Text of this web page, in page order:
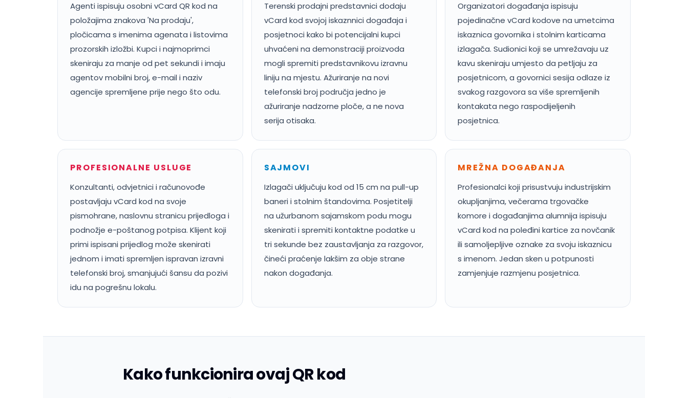
Agenti ispisuju osobni vCard QR kod na
položajima znakova 'Na prodaju',
pločicama s imenima agenata i listovima
prozorskih izložbi. Kupci i najmoprimci
skeniraju za manje od pet sekundi i imaju
agentov mobilni broj, e-mail i naziv
agencije spremljene prije nego što odu.
Terenski prodajni predstavnici dodaju
vCard kod svojoj iskaznnici događaja i
posjetnoci kako bi potencijalni kupci
uhvaćeni na demonstraciji proizvoda
mogli spremiti predstavnikovu izravnu
liniju na mjestu. Ažuriranje na novi
telefonski broj područja jedno je
ažuriranje nadzorne ploče, a ne nova
serija otisaka.
Organizatori događanja ispisuju
pojedinačne vCard kodove na umetcima
iskaznica govornika i stolnim karticama
izlagača. Sudionici koji se umrežavaju uz
kavu skeniraju umjesto da petljaju za
posjetnicom, a govornici sesija odlaze iz
svakog razgovora sa više spremljenih
kontakata nego raspodijeljenih
posjetnica.
PROFESIONALNE USLUGE
Konzultanti, odvjetnici i računovođe
postavljaju vCard kod na svoje
pismohrane, naslovnu stranicu prijedloga i
podnožje e-poštanog potpisa. Klijent koji
primi ispisani prijedlog može skenirati
jednom i imati spremljen ispravan izravni
telefonski broj, smanjujući šansu da pozivi
idu na pogrešnu lokalu.
SAJMOVI
Izlagači uključuju kod od 15 cm na pull-up
baneri i stolnim štandovima. Posjetitelji
na užurbanom sajamskom podu mogu
skenirati i spremiti kontaktne podatke u
tri sekunde bez zaustavljanja za razgovor,
čineći praćenje lakšim za obje strane
nakon događanja.
MREŽNA DOGAĐANJA
Profesionalci koji prisustvuju industrijskim
okupljanjima, večerama trgovačke
komore i događanjima alumnija ispisuju
vCard kod na poleđini kartice za novčanik
ili samoljepljive oznake za svoju iskaznicu
s imenom. Jedan sken u potpunosti
zamjenjuje razmjenu posjetnica.
Kako funkcionira ovaj QR kod